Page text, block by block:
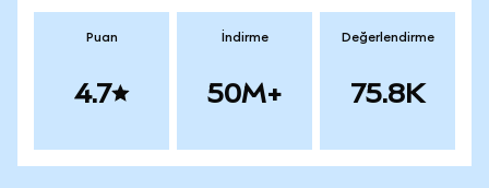
Puan
4.7
İndirme
50M+
Değerlendirme
75.8K